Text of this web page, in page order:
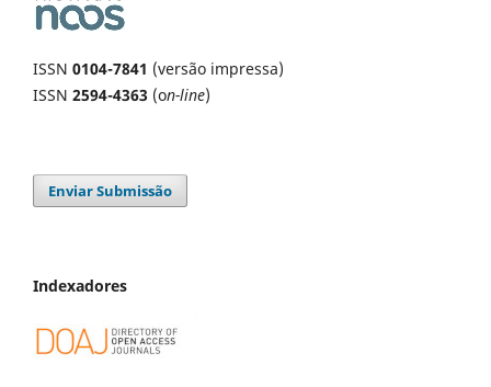
ISSN 0104-7841 (versão impressa)
ISSN 2594-4363 (on-line)
Enviar Submissão
Indexadores